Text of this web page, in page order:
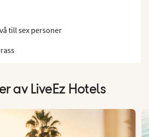
till sex personer
av LiveEz Hotels